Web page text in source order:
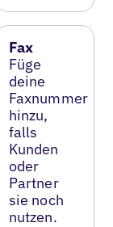
Fax
Füge
deine
Faxnummer
hinzu,
falls
Kunden
oder
Partner
sie noch
nutzen.